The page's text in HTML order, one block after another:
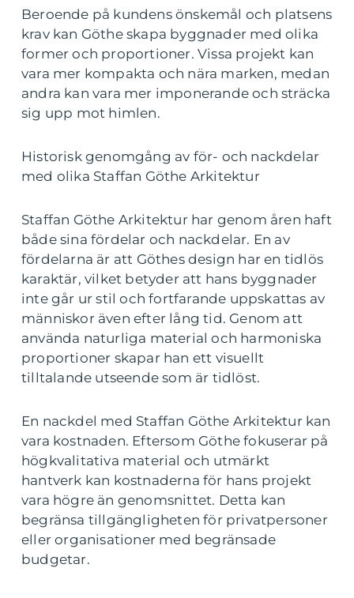
Beroende på kundens önskemål och platsens
krav kan Göthe skapa byggnader med olika
former och proportioner. Vissa projekt kan
vara mer kompakta och nära marken, medan
andra kan vara mer imponerande och sträcka
sig upp mot himlen.
Historisk genomgång av för- och nackdelar
med olika Staffan Göthe Arkitektur
Staffan Göthe Arkitektur har genom åren haft
både sina fördelar och nackdelar. En av
fördelarna är att Göthes design har en tidlös
karaktär, vilket betyder att hans byggnader
inte går ur stil och fortfarande uppskattas av
människor även efter lång tid. Genom att
använda naturliga material och harmoniska
proportioner skapar han ett visuellt
tilltalande utseende som är tidlöst.
En nackdel med Staffan Göthe Arkitektur kan
vara kostnaden. Eftersom Göthe fokuserar på
högkvalitativa material och utmärkt
hantverk kan kostnaderna för hans projekt
vara högre än genomsnittet. Detta kan
begränsa tillgängligheten för privatpersoner
eller organisationer med begränsade
budgetar.